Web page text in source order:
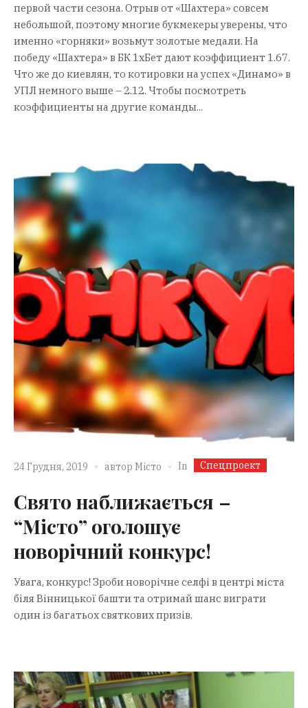
первой части сезона. Отрыв от «Шахтера» совсем
небольшой, поэтому многие букмекеры уверены, что
именно «горняки» возьмут золотые медали. На
победу «Шахтера» в БК 1хБет дают коэффициент 1.67.
Что же до киевлян, то котировки на успех «Динамо» в
УПЛ немного выше – 2.12. Чтобы посмотреть
коэффициенты на другие команды...
24 Грудня, 2019 автор Місто In Спецпроект
Свято наближається –
“Місто” оголошує
новорічний конкурс!
Увага, конкурс! Зроби новорічне селфі в центрі міста
біля Вінницької башти та отримай шанс виграти
один із багатьох святкових призів.